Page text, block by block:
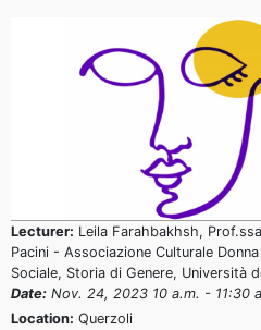
Lecturer: Leila Farahbakhsh,
Pacini - Associazione Culturale
Sociale, Storia di Genere, Università
Date: Nov. 24, 2023 10 a.m. - 11:30
Location: Querzoli